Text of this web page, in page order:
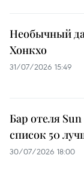
Необычный
Хонкхо
31/07/2026 15:49
Бар отеля
список 50
30/07/2026 18:00